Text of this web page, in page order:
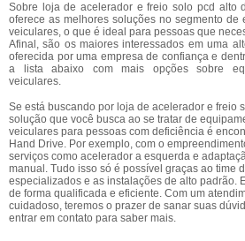
Sobre loja de acelerador e freio solo pcd alto
oferece as melhores soluções no segmento de
veiculares, o que é ideal para pessoas que
Afinal, são os maiores interessados em uma
oferecida por uma empresa de confiança e
a lista abaixo com mais opções sobre
veiculares.
Se está buscando por loja de acelerador e freio
solução que você busca ao se tratar de
veiculares para pessoas com deficiência é
Hand Drive. Por exemplo, com o
serviços como acelerador a esquerda e
manual. Tudo isso só é possível graças ao time
especializados e as instalações de alto padrão.
de forma qualificada e eficiente. Com um
cuidadoso, teremos o prazer de sanar suas
entrar em contato para saber mais.